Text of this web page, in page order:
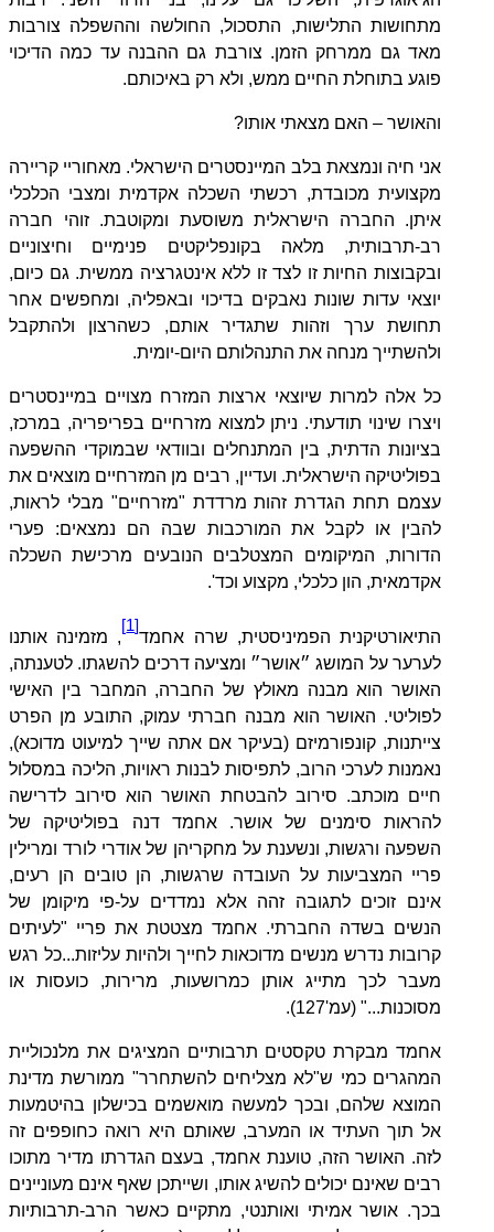
מתחושות התלישות, התסכול, החולשה וההשפלה צורבות
מאד גם ממרחק הזמן. צורבת גם ההבנה עד כמה הדיכוי
פוגע בתוחלת החיים ממש, ולא רק באיכותם.
והאושר – האם מצאתי אותו?
אני חיה ונמצאת בלב המיינסטרים הישראלי. מאחוריי קריירה
מקצועית מכובדת, רכשתי השכלה אקדמית ומצבי הכלכלי
איתן. החברה הישראלית משוסעת ומקוטבת. זוהי חברה
רב-תרבותית, מלאה בקונפליקטים פנימיים וחיצוניים
ובקבוצות החיות זו לצד זו ללא אינטגרציה ממשית. גם כיום,
יוצאי עדות שונות נאבקים בדיכוי ובאפליה, ומחפשים אחר
תחושת ערך וזהות שתגדיר אותם, כשהרצון ולהתקבל
ולהשתייך מנחה את התנהלותם היום-יומית.
כל אלה למרות שיוצאי ארצות המזרח מצויים במיינסטרים
ויצרו שינוי תודעתי. ניתן למצוא מזרחיים בפריפריה, במרכז,
בציונות הדתית, בין המתנחלים ובוודאי שבמוקדי ההשפעה
בפוליטיקה הישראלית. ועדיין, רבים מן המזרחיים מוצאים את
עצמם תחת הגדרת זהות מרדדת "מזרחיים" מבלי לראות,
להבין או לקבל את המורכבות שבה הם נמצאים: פערי
הדורות, המיקומים המצטלבים הנובעים מרכישת השכלה
אקדמאית, הון כלכלי, מקצוע וכד'.
התיאורטיקנית הפמיניסטית, שרה אחמד
[1]
, מזמינה אותנו
לערער על המושג ״אושר״ ומציעה דרכים להשגתו. לטענתה,
האושר הוא מבנה מאולץ של החברה, המחבר בין האישי
לפוליטי. האושר הוא מבנה חברתי עמוק, התובע מן הפרט
צייתנות, קונפורמיזם (בעיקר אם אתה שייך למיעוט מדוכא),
נאמנות לערכי הרוב, לתפיסות לבנות ראויות, הליכה במסלול
חיים מוכתב. סירוב להבטחת האושר הוא סירוב לדרישה
להראות סימנים של אושר. אחמד דנה בפוליטיקה של
השפעה ורגשות, ונשענת על מחקריהן של אודרי לורד ומרילין
פריי המצביעות על העובדה שרגשות, הן טובים הן רעים,
אינם זוכים לתגובה זהה אלא נמדדים על-פי מיקומן של
הנשים בשדה החברתי. אחמד מצטטת את פריי "לעיתים
קרובות נדרש מנשים מדוכאות לחייך ולהיות עליזות...כל רגש
מעבר לכך מתייג אותן כמרושעות, מרירות, כועסות או
מסוכנות..." (עמ'127).
אחמד מבקרת טקסטים תרבותיים המציגים את מלנכוליית
המהגרים כמי ש"לא מצליחים להשתחרר" ממורשת מדינת
המוצא שלהם, ובכך למעשה מואשמים בכישלון בהיטמעות
אל תוך העתיד או המערב, שאותם היא רואה כחופפים זה
לזה. האושר הזה, טוענת אחמד, בעצם הגדרתו מדיר מתוכו
רבים שאינם יכולים להשיג אותו, ושייתכן שאף אינם מעוניינים
בכך. אושר אמיתי ואותנטי, מתקיים כאשר הרב-תרבותיות